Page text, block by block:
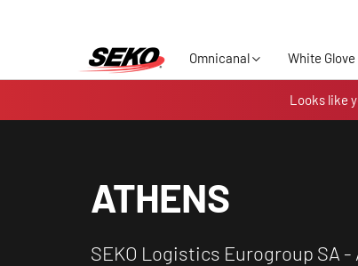
Omnicanal White Glove
Looks like
ATHENS
SEKO Logistics Eurogroup SA